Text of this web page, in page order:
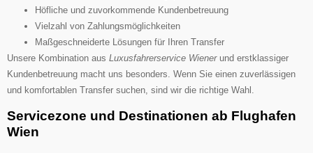
Höfliche und zuvorkommende Kundenbetreuung
Vielzahl von Zahlungsmöglichkeiten
Maßgeschneiderte Lösungen für Ihren Transfer
Unsere Kombination aus Luxusfahrerservice Wienerund erstklassiger
Kundenbetreuung macht uns besonders. Wenn Sie einen zuverlässigen
und komfortablen Transfer suchen, sind wir die richtige Wahl.
Servicezone und Destinationen ab Flughafen
Wien